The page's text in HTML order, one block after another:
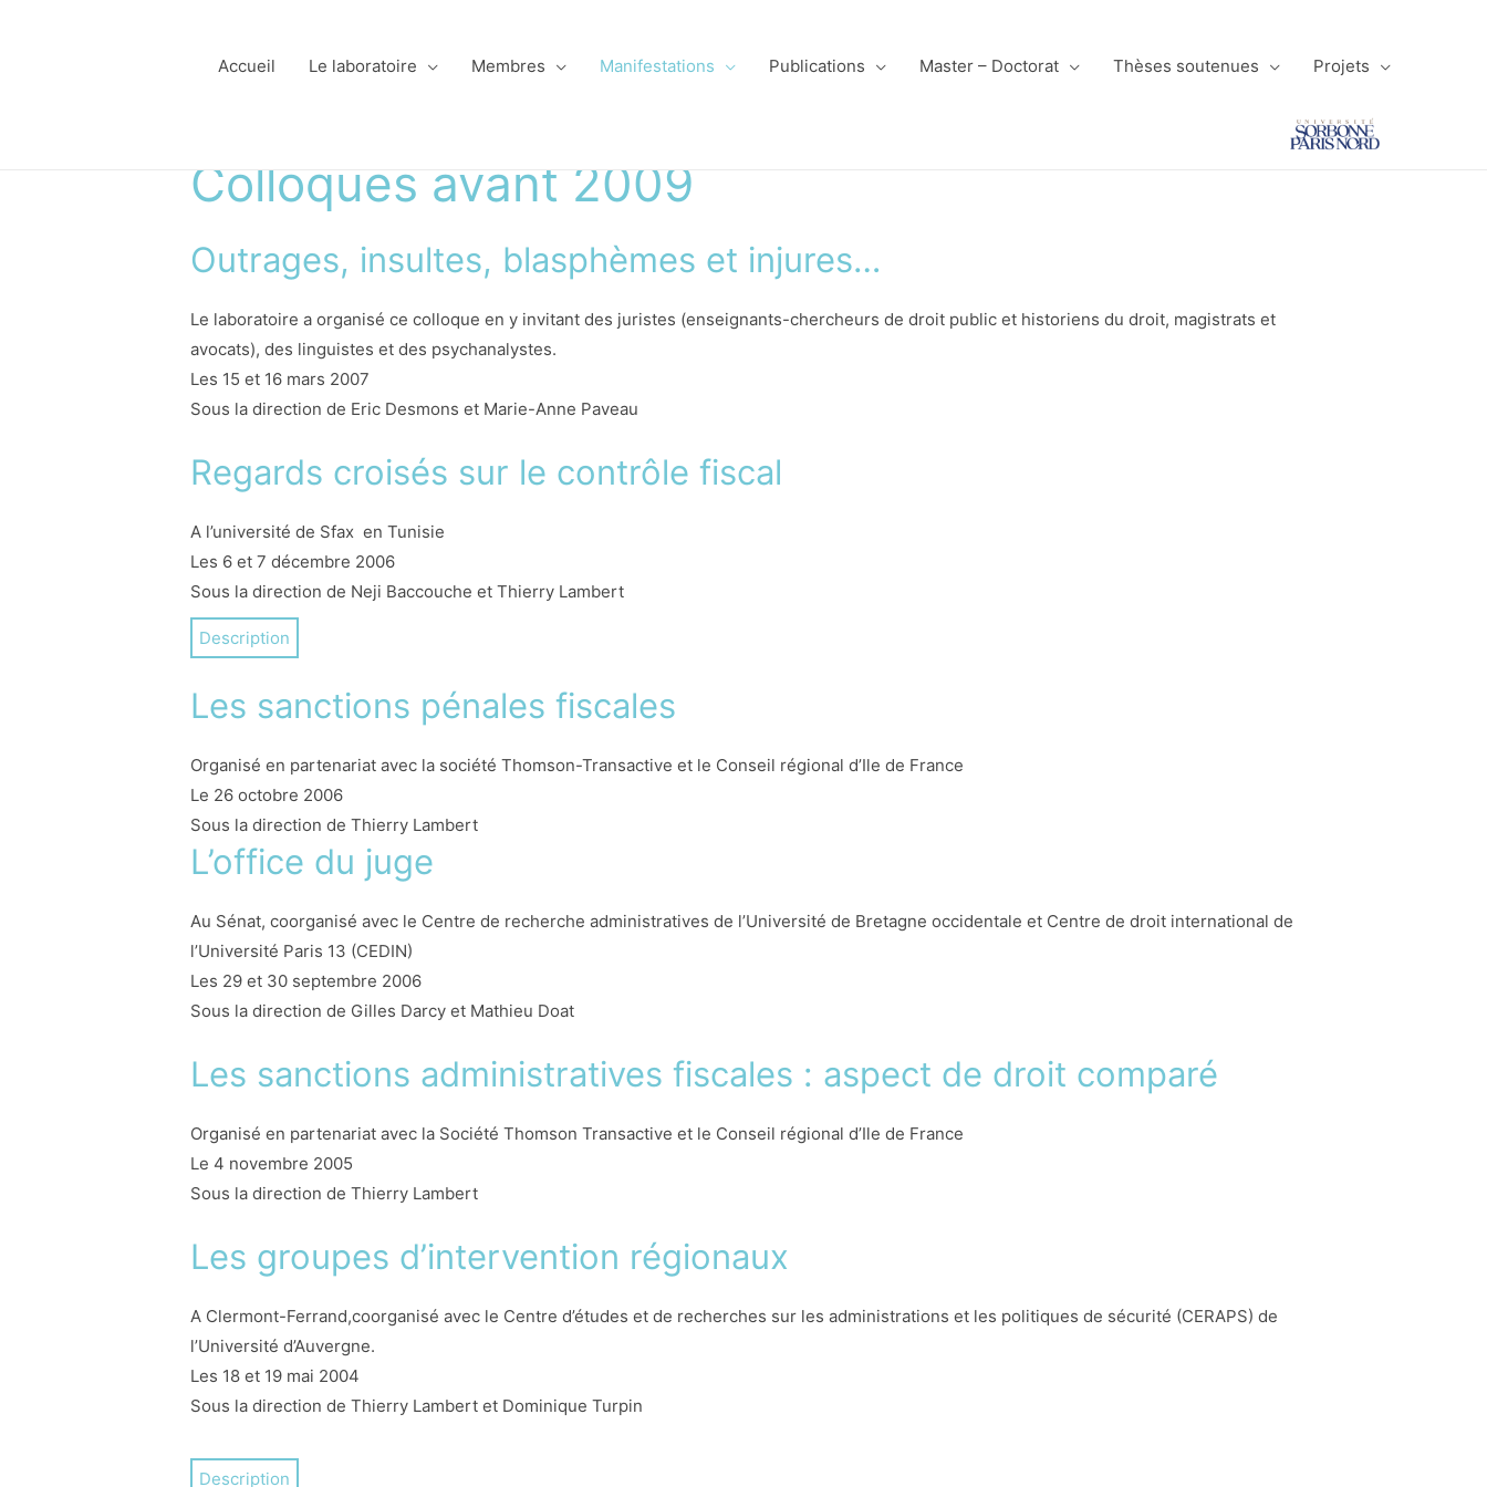
Accueil Le laboratoire Membres Manifestations Publications Master – Doctorat Thèses soutenues Projets
Colloques avant 2009
Outrages, insultes, blasphèmes et injures…
Le laboratoire a organisé ce colloque en y invitant des juristes (enseignants-chercheurs de droit public et historiens du droit, magistrats et
avocats), des linguistes et des psychanalystes.
Les 15 et 16 mars 2007
Sous la direction de Eric Desmons et Marie-Anne Paveau
Regards croisés sur le contrôle fiscal
A l’université de Sfax en Tunisie
Les 6 et 7 décembre 2006
Sous la direction de Neji Baccouche et Thierry Lambert
Le CERAP entretient des échanges réguliers avec le Centre d’études fiscales de la Faculté de Droit de Sfax (Tunisie). A cette occasion un
colloque international a été organisé conjointement associant des chercheurs d’Algérie, d’Allemagne, d’Espagne, d’Italie. L’objet était d’avoir
Description
Les sanctions pénales fiscales
Organisé en partenariat avec la société Thomson-Transactive et le Conseil régional d’Ile de France
Le 26 octobre 2006
Sous la direction de Thierry Lambert
L’office du juge
Au Sénat, coorganisé avec le Centre de recherche administratives de l’Université de Bretagne occidentale et Centre de droit international de
l’Université Paris 13 (CEDIN)
Les 29 et 30 septembre 2006
Sous la direction de Gilles Darcy et Mathieu Doat
Les sanctions administratives fiscales : aspect de droit comparé
Organisé en partenariat avec la Société Thomson Transactive et le Conseil régional d’Ile de France
Le 4 novembre 2005
Sous la direction de Thierry Lambert
Les groupes d’intervention régionaux
A Clermont-Ferrand,coorganisé avec le Centre d’études et de recherches sur les administrations et les politiques de sécurité (CERAPS) de
l’Université d’Auvergne.
Les 18 et 19 mai 2004
Sous la direction de Thierry Lambert et Dominique Turpin
La circulaire du 22 mai 2002 a créé les groupes d’interventions régionaux (GIR) pour lutter contre l’économie souterraine et les trafics locaux.
Description